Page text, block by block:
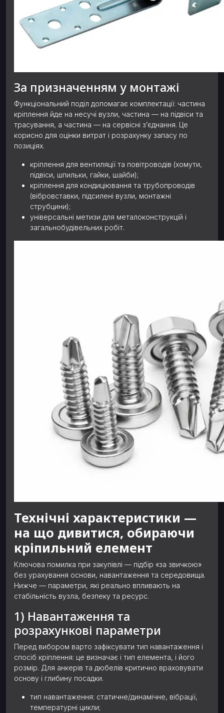
За призначенням у монтажі
Функціональний поділ допомагає комплектації: частина
кріплення йде на несучі вузли, частина — на підвіси та
трасування, а частина — на сервісні з’єднання. Це
корисно для оцінки витрат і розрахунку запасу по
позиціях.
кріплення для вентиляції та повітроводів (хомути,
підвіси, шпильки, гайки, шайби);
кріплення для кондиціювання та трубопроводів
(вібровставки, підсилені вузли, монтажні
струбцини);
універсальні метизи для металоконструкцій і
загальнобудівельних робіт.
Технічні характеристики —
на що дивитися, обираючи
кріпильний елемент
Ключова помилка при закупівлі — підбір «за звичкою»
без урахування основи, навантаження та середовища.
Нижче — параметри, які реально впливають на
стабільність вузла, безпеку та ресурс.
1) Навантаження та
розрахункові параметри
Перед вибором варто зафіксувати тип навантаження і
спосіб кріплення: це визначає і тип елемента, і його
розмір. Для анкерів та дюбелів критично враховувати
основу і глибину посадки.
тип навантаження: статичне/динамічне, вібрації,
температурні цикли;